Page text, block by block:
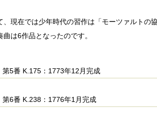
、現在では少年時代の習作は「モーツァルトの
曲は6作品となったのです。
第5番 K.175：1773年12月完成
第6番 K.238：1776年1月完成